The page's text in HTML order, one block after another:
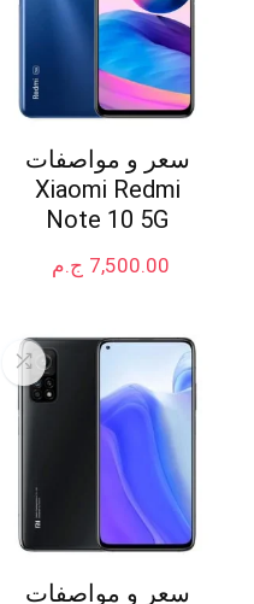
سعر و مواصفات
Xiaomi Redmi
Note 10 5G
ج.م 7,500.00
سعر و مواصفات